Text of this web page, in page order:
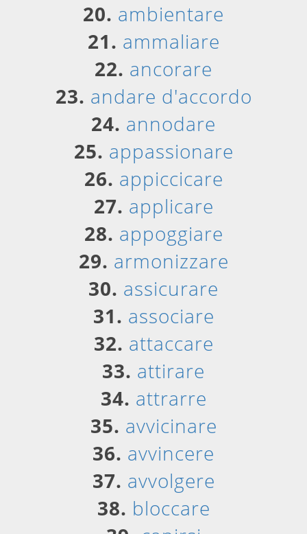
20. ambientare
21. ammaliare
22. ancorare
23. andare d'accordo
24. annodare
25. appassionare
26. appiccicare
27. applicare
28. appoggiare
29. armonizzare
30. assicurare
31. associare
32. attaccare
33. attirare
34. attrarre
35. avvicinare
36. avvincere
37. avvolgere
38. bloccare